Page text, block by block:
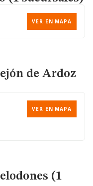
VER EN MAPA
de Ardoz
VER EN MAPA
(1